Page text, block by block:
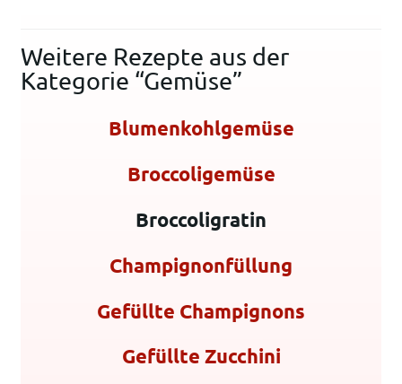
Weitere Rezepte aus der
Kategorie “Gemüse”
Blumenkohlgemüse
Broccoligemüse
Broccoligratin
Champignonfüllung
Gefüllte Champignons
Gefüllte Zucchini